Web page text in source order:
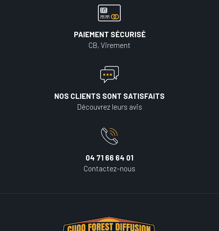
PAIEMENT SÉCURISÉ
CB, Virement
NOS CLIENTS SONT SATISFAITS
Découvrez leurs avis
04 71 66 64 01
Contactez-nous